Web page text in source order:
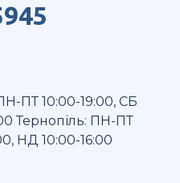
ПТ 10:00-19:00, СБ
Тернопіль: ПН-ПТ
НД 10:00-16:00